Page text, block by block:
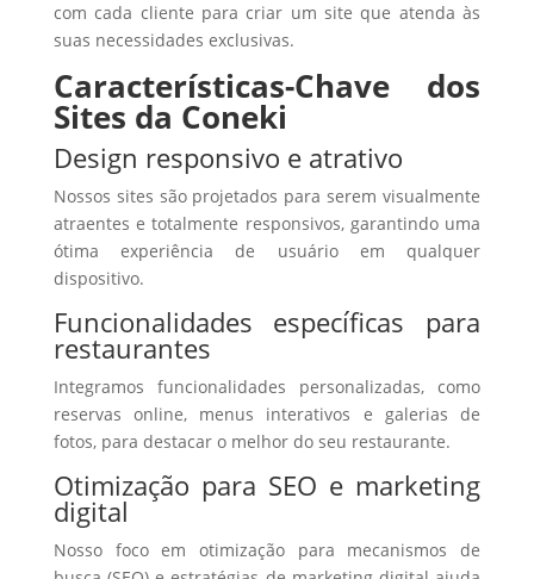
com cada cliente para criar um site que atenda às
suas necessidades exclusivas.
Características-Chave dos
Sites da Coneki
Design responsivo e atrativo
Nossos sites são projetados para serem visualmente
atraentes e totalmente responsivos, garantindo uma
ótima experiência de usuário em qualquer
dispositivo.
Funcionalidades específicas para
restaurantes
Integramos funcionalidades personalizadas, como
reservas online, menus interativos e galerias de
fotos, para destacar o melhor do seu restaurante.
Otimização para SEO e marketing
digital
Nosso foco em otimização para mecanismos de